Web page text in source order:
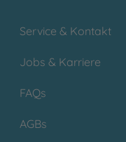
Service & Kontakt
Jobs & Karriere
FAQs
AGBs